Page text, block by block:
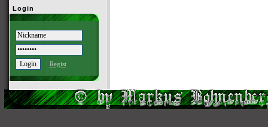
Login
Regist